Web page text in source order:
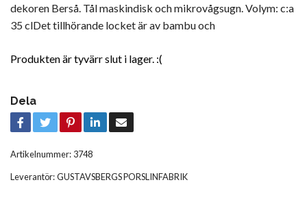
dekoren Berså. Tål maskindisk och mikrovågsugn. Volym: c:a
35 clDet tillhörande locket är av bambu och
Produkten är tyvärr slut i lager. :(
Dela
Artikelnummer: 3748
Leverantör:GUSTAVSBERGS PORSLINFABRIK